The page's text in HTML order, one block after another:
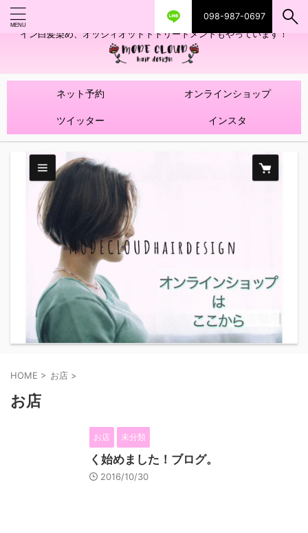
098-987-0697
艶ツヤヘアカラー！髪質改善トリートメントやハイライトを使ったデザ
イン白髪染め、オッジィオットトトリートメントもやっています！
ネット予約 オンラインショップ
ツイッター インスタ
HOME > お店 >
お店
お店 未分類
く始めました！ブログ。
2016/10/30